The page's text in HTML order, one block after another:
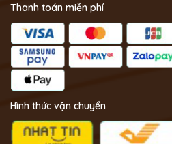
Thanh toán miễn phí
Hình thức vận chuyển